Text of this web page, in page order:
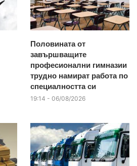
Половината от
завършващите
професионални гимназии
трудно намират работа по
специалността си
19:14 - 06/08/2026